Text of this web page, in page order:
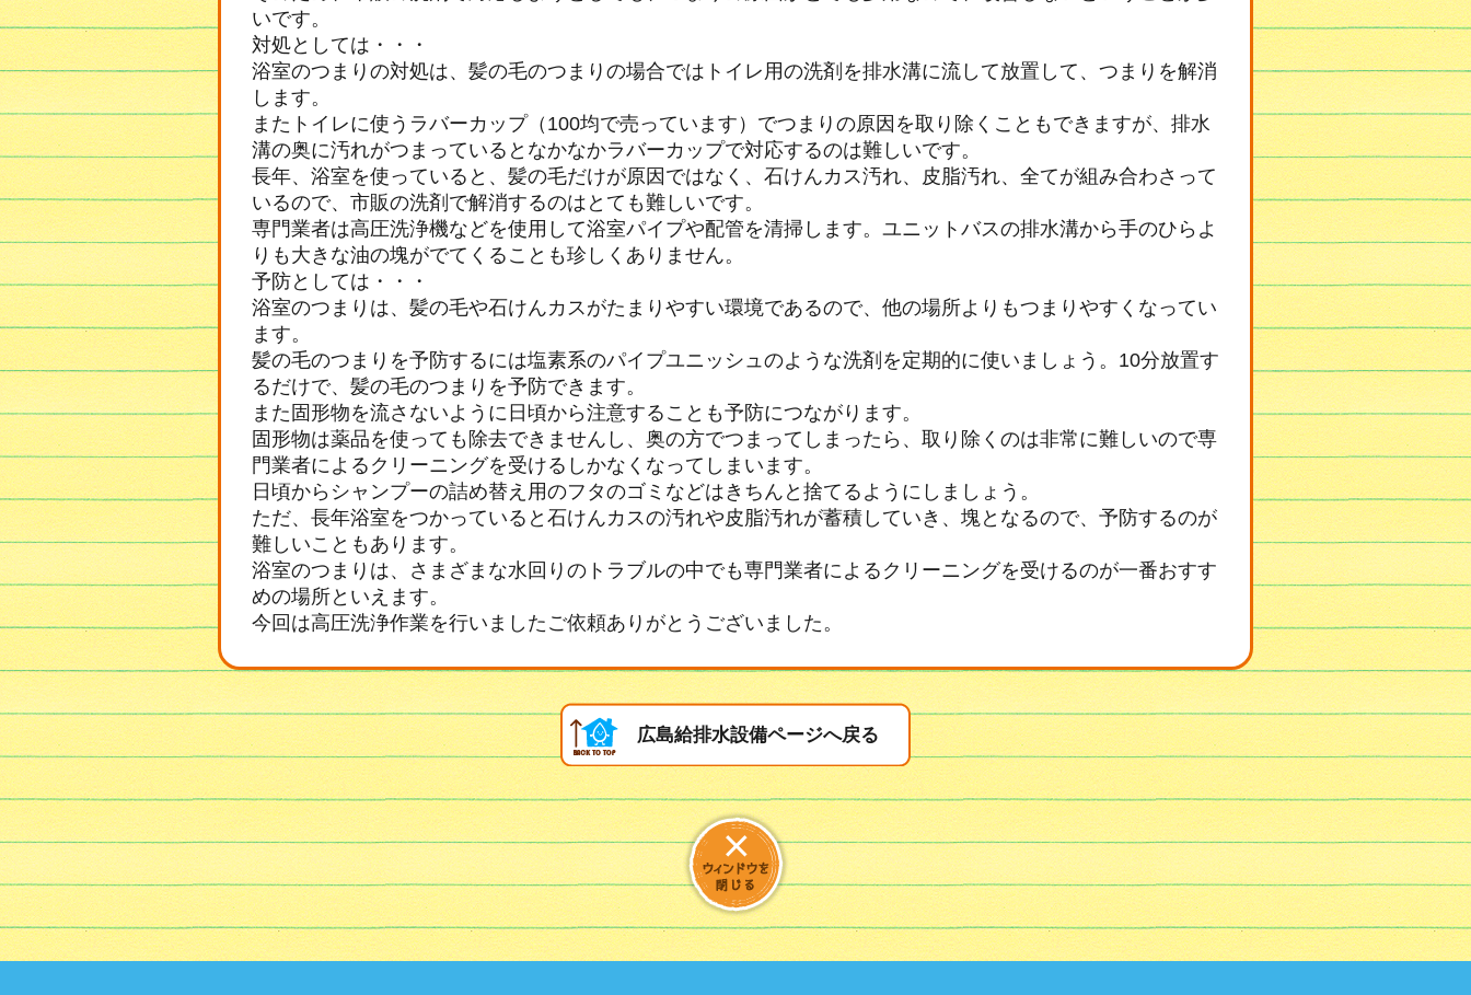
いです。
対処としては・・・
浴室のつまりの対処は、髪の毛のつまりの場合ではトイレ用の洗剤を排水溝に流して放置して、つまりを解消
します。
またトイレに使うラバーカップ（100均で売っています）でつまりの原因を取り除くこともできますが、排水
溝の奥に汚れがつまっているとなかなかラバーカップで対応するのは難しいです。
長年、浴室を使っていると、髪の毛だけが原因ではなく、石けんカス汚れ、皮脂汚れ、全てが組み合わさって
いるので、市販の洗剤で解消するのはとても難しいです。
専門業者は高圧洗浄機などを使用して浴室パイプや配管を清掃します。ユニットバスの排水溝から手のひらよ
りも大きな油の塊がでてくることも珍しくありません。
予防としては・・・
浴室のつまりは、髪の毛や石けんカスがたまりやすい環境であるので、他の場所よりもつまりやすくなってい
ます。
髪の毛のつまりを予防するには塩素系のパイプユニッシュのような洗剤を定期的に使いましょう。10分放置す
るだけで、髪の毛のつまりを予防できます。
また固形物を流さないように日頃から注意することも予防につながります。
固形物は薬品を使っても除去できませんし、奥の方でつまってしまったら、取り除くのは非常に難しいので専
門業者によるクリーニングを受けるしかなくなってしまいます。
日頃からシャンプーの詰め替え用のフタのゴミなどはきちんと捨てるようにしましょう。
ただ、長年浴室をつかっていると石けんカスの汚れや皮脂汚れが蓄積していき、塊となるので、予防するのが
難しいこともあります。
浴室のつまりは、さまざまな水回りのトラブルの中でも専門業者によるクリーニングを受けるのが一番おすす
めの場所といえます。
今回は高圧洗浄作業を行いましたご依頼ありがとうございました。
広島給排水設備ページへ戻る